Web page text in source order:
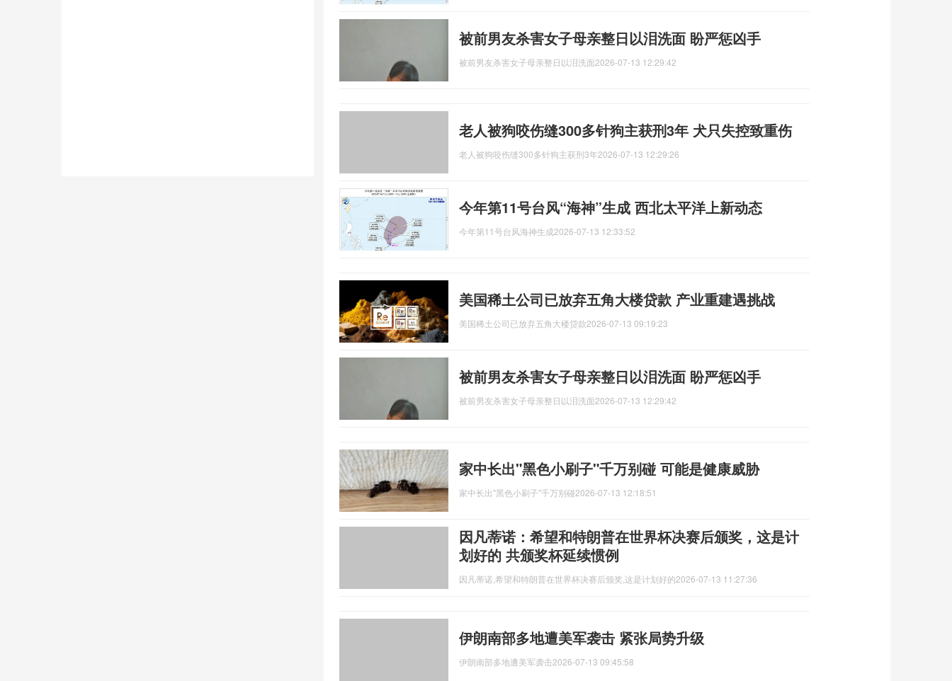
被前男友杀害女子母亲整日以泪洗面 盼严惩凶手
被前男友杀害女子母亲整日以泪洗面2026-07-13 12:29:42
老人被狗咬伤缝300多针狗主获刑3年 犬只失控致重伤
老人被狗咬伤缝300多针狗主获刑3年2026-07-13 12:29:26
今年第11号台风“海神”生成 西北太平洋上新动态
今年第11号台风海神生成2026-07-13 12:33:52
美国稀土公司已放弃五角大楼贷款 产业重建遇挑战
美国稀土公司已放弃五角大楼贷款2026-07-13 09:19:23
被前男友杀害女子母亲整日以泪洗面 盼严惩凶手
被前男友杀害女子母亲整日以泪洗面2026-07-13 12:29:42
家中长出"黑色小刷子"千万别碰 可能是健康威胁
家中长出"黑色小刷子"千万别碰2026-07-13 12:18:51
因凡蒂诺：希望和特朗普在世界杯决赛后颁奖，这是计
划好的 共颁奖杯延续惯例
因凡蒂诺,希望和特朗普在世界杯决赛后颁奖,这是计划好的2026-07-13 11:27:36
伊朗南部多地遭美军袭击 紧张局势升级
伊朗南部多地遭美军袭击2026-07-13 09:45:58